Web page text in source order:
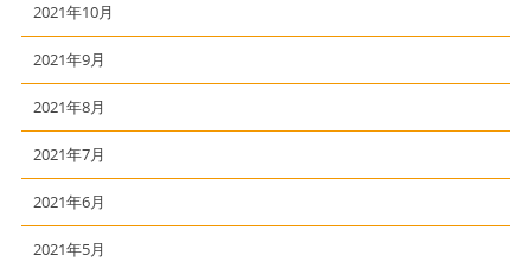
2021年10月
2021年9月
2021年8月
2021年7月
2021年6月
2021年5月